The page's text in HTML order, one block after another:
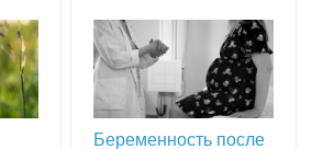
Беременность после